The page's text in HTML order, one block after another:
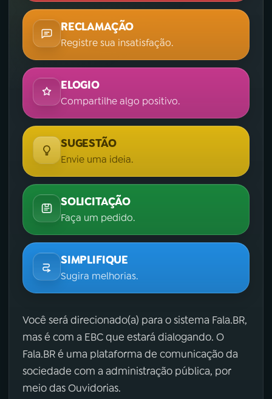
RECLAMAÇÃO
Registre sua insatisfação.
ELOGIO
Compartilhe algo positivo.
SUGESTÃO
Envie uma ideia.
SOLICITAÇÃO
Faça um pedido.
SIMPLIFIQUE
Sugira melhorias.
Você será direcionado(a) para o sistema Fala.BR,
mas é com a EBC que estará dialogando. O
Fala.BR é uma plataforma de comunicação da
sociedade com a administração pública, por
meio das Ouvidorias.